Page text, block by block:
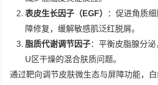
表皮生长因子（EGF）
：促进角质
障修复，缓解敏感肌泛红脱屑。
脂质代谢调节因子：平衡皮脂腺分泌
U区干燥的混合肤质问题。
通过靶向调节皮肤微生态与屏障功能，